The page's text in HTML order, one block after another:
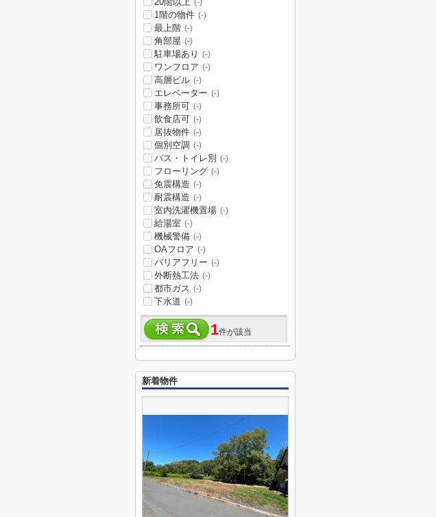
(-)
1階の物件 (-)
最上階 (-)
角部屋 (-)
駐車場あり (-)
ワンフロア (-)
高層ビル (-)
エレベーター (-)
事務所可 (-)
飲食店可 (-)
居抜物件 (-)
個別空調 (-)
バス・トイレ別 (-)
フローリング (-)
免震構造 (-)
耐震構造 (-)
室内洗濯機置場 (-)
給湯室 (-)
機械警備 (-)
OAフロア (-)
バリアフリー (-)
外断熱工法 (-)
都市ガス (-)
下水道 (-)
1件が該当
新着物件